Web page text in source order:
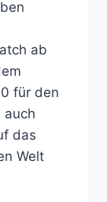
ab
für den
auch
das
Welt